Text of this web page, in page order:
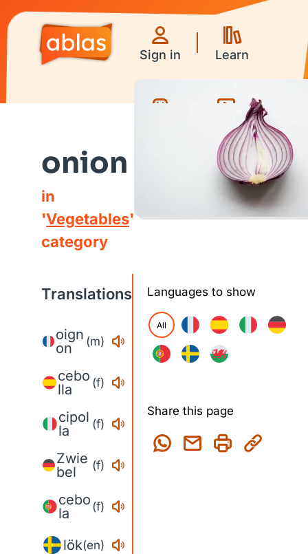
Sign in Learn
Videos
onion
in
'Vegetables'
category
Translations
oign
on
(m)
cebo
lla
(f)
cipol
la
(f)
Zwie
bel
(f)
cebo
la
(f)
lök(en)
Languages to show
All
Share this page